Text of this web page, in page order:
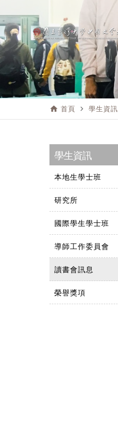
home 首頁 navigate_next 學生資訊
學生資訊
本地生學士班
研究所
國際學生學士班
導師工作委員會
讀書會訊息
榮譽獎項